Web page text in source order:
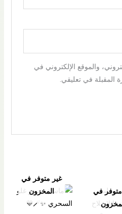
والموقع الإلكتروني في
المقبلة في تعليقي.
في
غير متوفر في
المخزون